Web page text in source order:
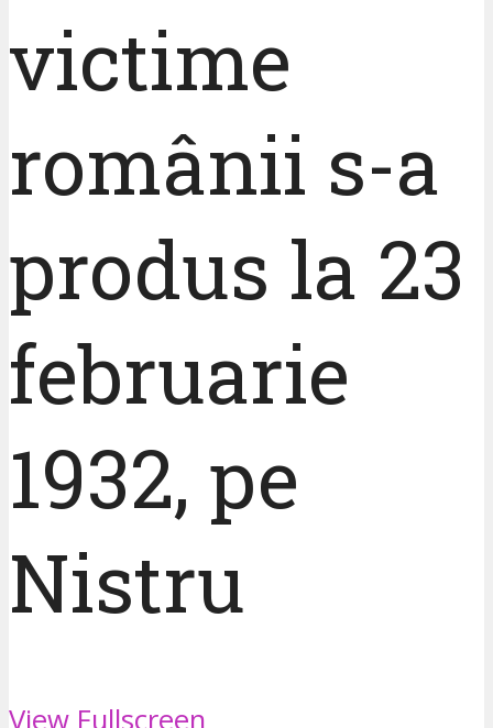
victime
românii s-a
produs la 23
februarie
1932, pe
Nistru
View Fullscreen